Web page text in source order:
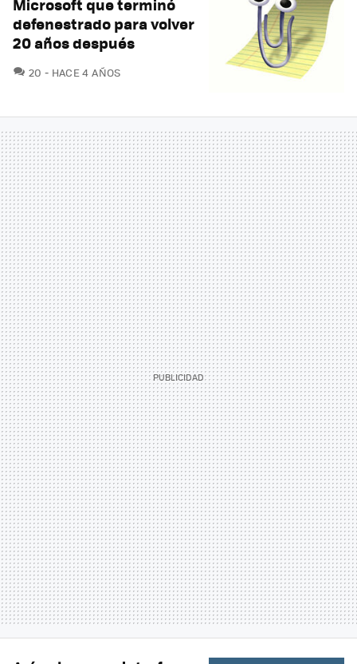
defenestrado para volver
20 años después
20 COMENTARIOS
HACE 4 AÑOS